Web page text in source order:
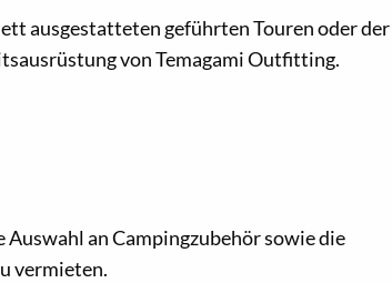
ausgestatteten geführten Touren oder der
von Temagami Outfitting.
an Campingzubehör sowie die
vermieten.